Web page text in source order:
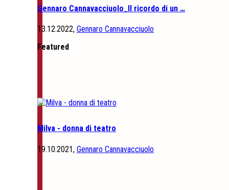
Gennaro Cannavacciuolo_Il ricordo di un …
13.12.2022, Gennaro Cannavacciuolo
Featured
Milva - donna di teatro
19.10.2021, Gennaro Cannavacciuolo